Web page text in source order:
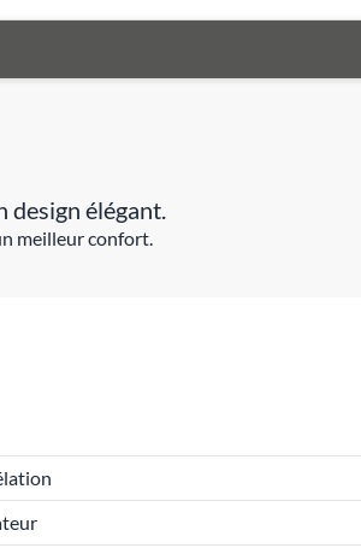
design élégant.
meilleur confort.